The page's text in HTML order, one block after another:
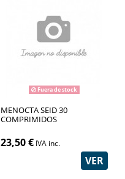
Fuera de stock
MENOCTA SEID 30
COMPRIMIDOS
23,50 € IVA inc.
VER